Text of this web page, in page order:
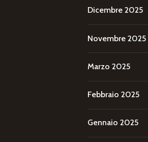
Dicembre 2025
Novembre 2025
Marzo 2025
Febbraio 2025
Gennaio 2025